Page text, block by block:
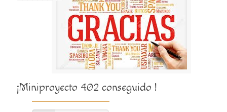
¡Miniproyecto 402 conseguido !